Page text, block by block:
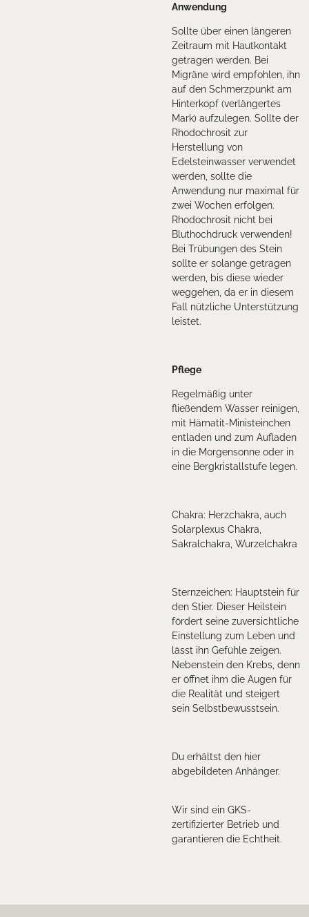
Anwendung
Sollte über einen längeren
Zeitraum mit Hautkontakt
getragen werden. Bei
Migräne wird empfohlen, ihn
auf den Schmerzpunkt am
Hinterkopf (verlängertes
Mark) aufzulegen. Sollte der
Rhodochrosit zur
Herstellung von
Edelsteinwasser verwendet
werden, sollte die
Anwendung nur maximal für
zwei Wochen erfolgen.
Rhodochrosit nicht bei
Bluthochdruck verwenden!
Bei Trübungen des Stein
sollte er solange getragen
werden, bis diese wieder
weggehen, da er in diesem
Fall nützliche Unterstützung
leistet.
Pflege
Regelmäßig unter
fließendem Wasser reinigen,
mit Hämatit-Ministeinchen
entladen und zum Aufladen
in die Morgensonne oder in
eine Bergkristallstufe legen.
Chakra: Herzchakra, auch
Solarplexus Chakra,
Sakralchakra, Wurzelchakra
Sternzeichen: Hauptstein für
den Stier. Dieser Heilstein
fördert seine zuversichtliche
Einstellung zum Leben und
lässt ihn Gefühle zeigen.
Nebenstein den Krebs, denn
er öffnet ihm die Augen für
die Realität und steigert
sein Selbstbewusstsein.
Du erhältst den hier
abgebildeten Anhänger.
Wir sind ein GKS-
zertifizierter Betrieb und
garantieren die Echtheit.